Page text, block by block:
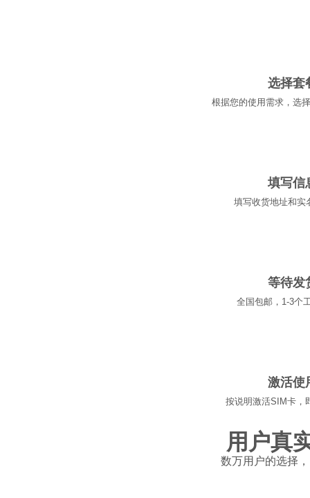
选择套
根据您的使用需求，选
填写信
填写收货地址和实
等待发
全国包邮，1-3个
激活使
按说明激活SIM卡，
用户真
数万用户的选择